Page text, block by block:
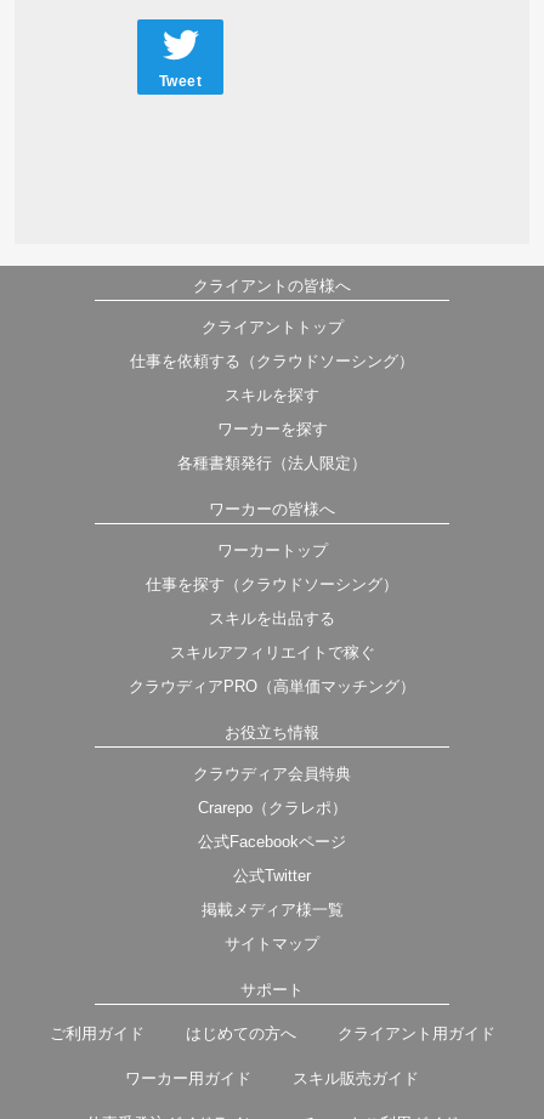
Tweet
クライアントの皆様へ
クライアントトップ
仕事を依頼する（クラウドソーシング）
スキルを探す
ワーカーを探す
各種書類発行（法人限定）
ワーカーの皆様へ
ワーカートップ
仕事を探す（クラウドソーシング）
スキルを出品する
スキルアフィリエイトで稼ぐ
クラウディアPRO（高単価マッチング）
お役立ち情報
クラウディア会員特典
Crarepo（クラレポ）
公式Facebookページ
公式Twitter
掲載メディア様一覧
サイトマップ
サポート
ご利用ガイド はじめての方へ クライアント用ガイド
ワーカー用ガイド スキル販売ガイド